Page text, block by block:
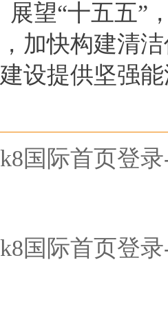
展望“十五五”
加快构建清
设提供坚强
国际首页登
国际首页登